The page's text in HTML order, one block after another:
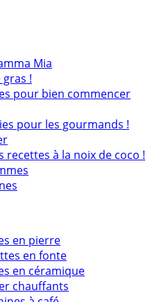
Mia
!
pour bien commencer
pour les gourmands !
recettes à la noix de coco !
en pierre
en fonte
en céramique
chauffants